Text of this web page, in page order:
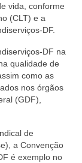
vida, conforme
(CLT) e a
DF.
DF na
qualidade de
como as
nos órgãos
(GDF),
de
a Convenção
é exemplo no